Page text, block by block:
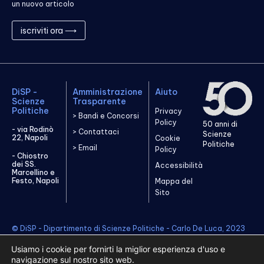
un nuovo articolo
iscriviti ora ⟶
DiSP -
Scienze
Politiche
- via Rodinò
22, Napoli
- Chiostro
dei SS.
Marcellino e
Festo, Napoli
Amministrazione
Trasparente
> Bandi e Concorsi
> Contattaci
> Email
Aiuto
Privacy
Policy
Cookie
Policy
Accessibilità
Mappa del
Sito
50 anni di
Scienze
Politiche
© DiSP - Dipartimento di Scienze Politiche - Carlo De Luca, 2023
Usiamo i cookie per fornirti la miglior esperienza d'uso e
navigazione sul nostro sito web.